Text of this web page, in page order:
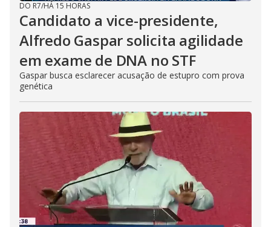
DO R7/HÁ 15 HORAS
Candidato a vice-presidente,
Alfredo Gaspar solicita agilidade
em exame de DNA no STF
Gaspar busca esclarecer acusação de estupro com prova
genética